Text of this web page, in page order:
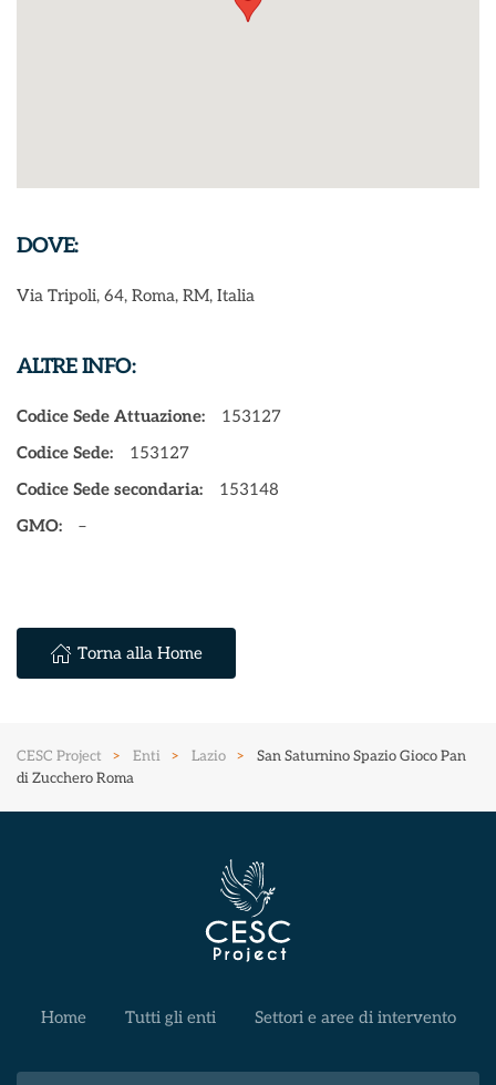
DOVE:
Via Tripoli, 64, Roma, RM, Italia
ALTRE INFO:
Codice Sede Attuazione:
153127
Codice Sede:
153127
Codice Sede secondaria:
153148
GMO:
–
Torna alla Home
CESC Project Enti Lazio
San Saturnino Spazio Gioco Pan
di Zucchero Roma
Home Tutti gli enti Settori e aree di intervento